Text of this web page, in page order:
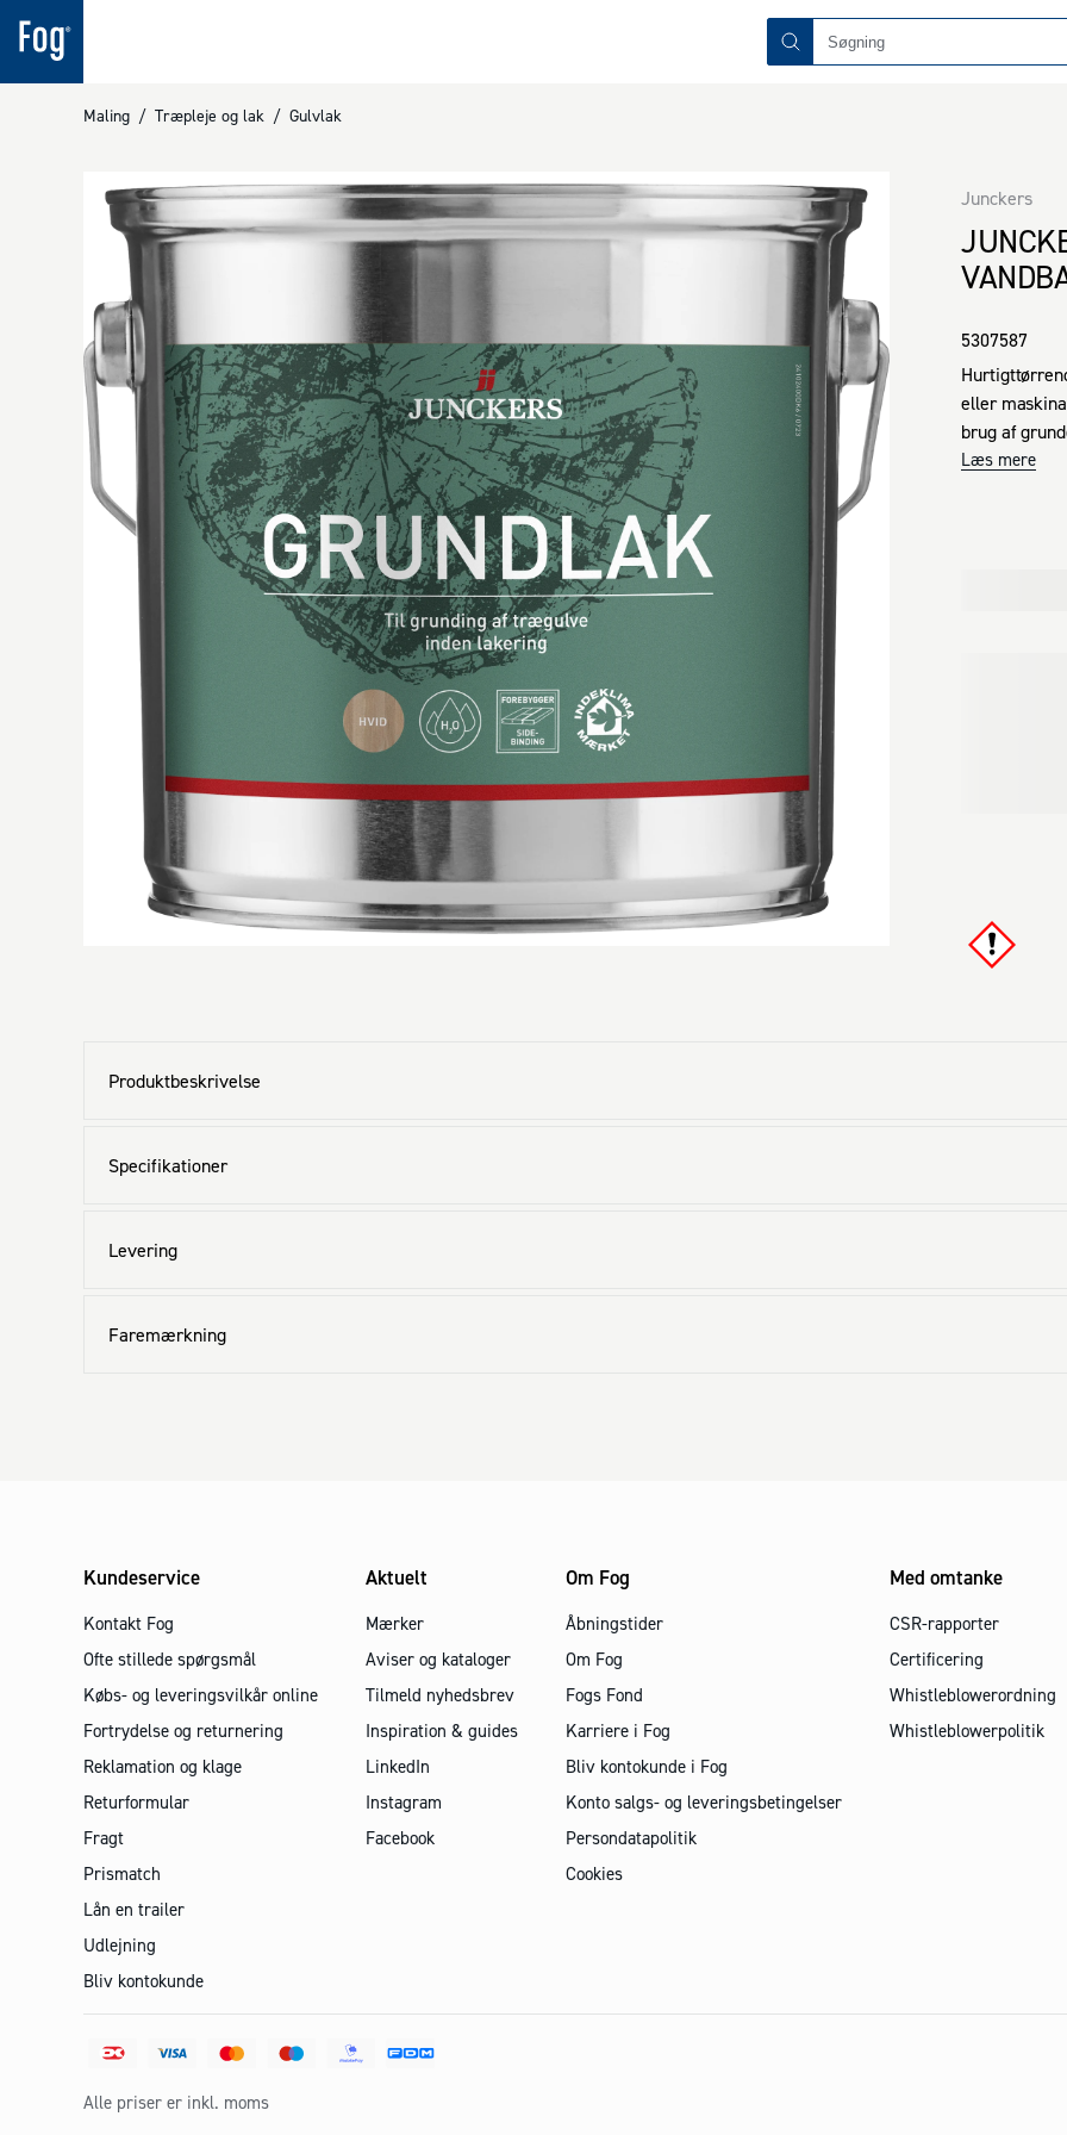
Maling / Træpleje og lak / Gulvlak
Junckers
5307587
eller
brug af
enkelte
Læs mere
Produktbeskrivelse
Specifikationer
Levering
Faremærkning
Kundeservice
Kontakt Fog
Ofte stillede spørgsmål
Købs- og leveringsvilkår online
Fortrydelse og returnering
Reklamation og klage
Returformular
Fragt
Prismatch
Lån en trailer
Udlejning
Bliv kontokunde
Aktuelt
Mærker
Aviser og kataloger
Tilmeld nyhedsbrev
Inspiration & guides
LinkedIn
Instagram
Facebook
Om Fog
Åbningstider
Om Fog
Fogs Fond
Karriere i Fog
Bliv kontokunde i Fog
Konto salgs- og leveringsbetingelser
Persondatapolitik
Cookies
Med omtanke
CSR-rapporter
Certificering
Whistleblowerordning
Whistleblowerpolitik
Alle priser er inkl. moms